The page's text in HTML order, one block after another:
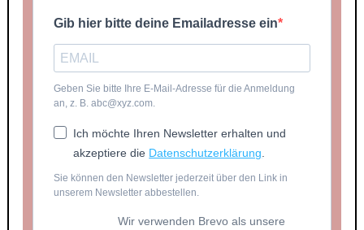
Gib hier bitte deine Emailadresse ein
Geben Sie bitte Ihre E-Mail-Adresse für die Anmeldung
an, z. B. abc@xyz.com.
Ich möchte Ihren Newsletter erhalten und
akzeptiere die Datenschutzerklärung
Sie können den Newsletter jederzeit über den Link in
unserem Newsletter abbestellen.
Wir verwenden Brevo als unsere